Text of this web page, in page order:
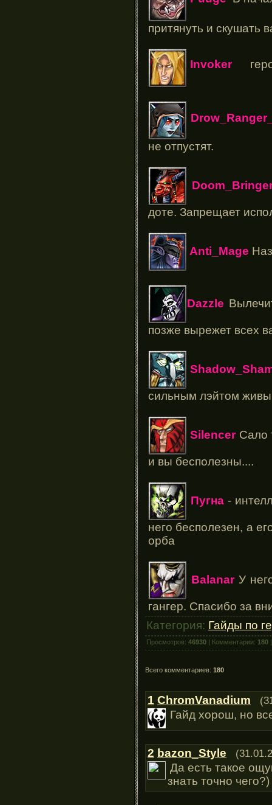
притянуть и скушать
Invoker
не отпустят.
доте. Запрещает
Anti_Mage
Dazzle
позже вырежет всех
сильным лэйтом
SilencerСало
и вы бесполезны....
Пугна -
него бесполезен, а
орба
BalanarУ
гангер. Спасибо за
Категория: Гайды по
Просмотров: 46930 | Комментарии: 180
Всего комментариев: 180
1 ChromVanadium
Гайд хорош, но
2 bazon_Style
Да есть такое
знать точно чего?)